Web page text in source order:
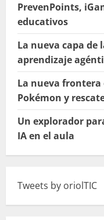
PrevenPoints,
educativos
La nueva capa de
aprendizaje
La nueva frontera
Pokémon y
Un explorador
IA en el aula
Tweets by oriolTIC